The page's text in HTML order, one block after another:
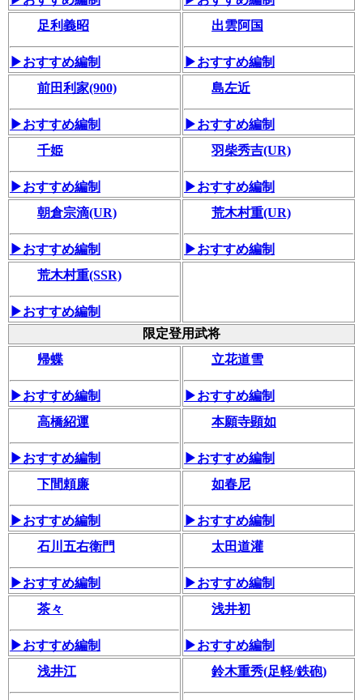
足利義昭
▶おすすめ編制
出雲阿国
▶おすすめ編制
前田利家(900)
▶おすすめ編制
島左近
▶おすすめ編制
千姫
▶おすすめ編制
羽柴秀吉(UR)
▶おすすめ編制
朝倉宗滴(UR)
▶おすすめ編制
荒木村重(UR)
▶おすすめ編制
荒木村重(SSR)
▶おすすめ編制
限定登用武将
帰蝶
▶おすすめ編制
立花道雪
▶おすすめ編制
高橋紹運
▶おすすめ編制
本願寺顕如
▶おすすめ編制
下間頼廉
▶おすすめ編制
如春尼
▶おすすめ編制
石川五右衛門
▶おすすめ編制
太田道灌
▶おすすめ編制
茶々
▶おすすめ編制
浅井初
▶おすすめ編制
浅井江
鈴木重秀(足軽/鉄砲)